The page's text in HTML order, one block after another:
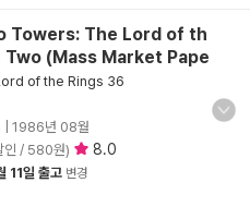
Towers: The Lord of th
Two (Mass Market Pape
of the Rings 36
1986년 08월
인 / 580원) 8.0
11일 출고 변경